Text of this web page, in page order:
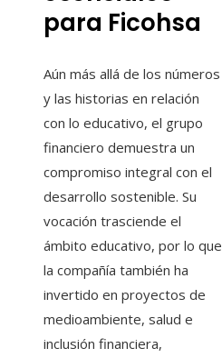
para Ficohsa
Aún más allá de los números
y las historias en relación
con lo educativo, el grupo
financiero demuestra un
compromiso integral con el
desarrollo sostenible. Su
vocación trasciende el
ámbito educativo, por lo que
la compañía también ha
invertido en proyectos de
medioambiente, salud e
inclusión financiera,